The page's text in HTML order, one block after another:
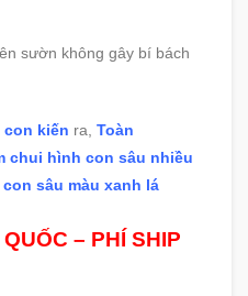
sườn không gây bí bách
con kiến ra, Toàn
chui hình con sâu nhiều
sâu màu xanh lá
– PHÍ SHIP